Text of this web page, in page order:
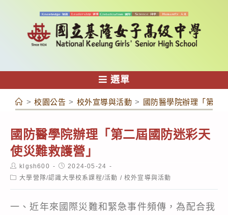
容
選單
> 校園公告 > 校外宣導與活動 > 國防醫學院辦理「第二
國防醫學院辦理「第二屆國防迷彩天
使災難救護營」
Post
author:
klgsh600
Post
published:
2024-05-24
Post大學營隊/認識大學校系課程/活動 / 校外宣導與活動
一、近年來國際災難和緊急事件頻傳，為配合我